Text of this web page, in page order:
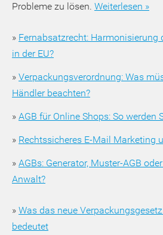
Probleme zu lösen. Weiterlesen »
» Fernabsatzrecht: Harmonisierung
in der EU?
» Verpackungsverordnung: Was
Händler beachten?
» AGB für Online Shops: So werden
» Rechtssicheres E-Mail Marketing
» AGBs: Generator, Muster-AGB
Anwalt?
» Was das neue
bedeutet